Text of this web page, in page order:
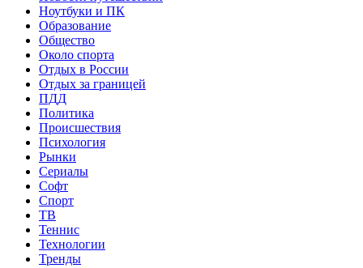
Ноутбуки и ПК
Образование
Общество
Около спорта
Отдых в России
Отдых за границей
ПДД
Политика
Происшествия
Психология
Рынки
Сериалы
Софт
Спорт
ТВ
Теннис
Технологии
Тренды